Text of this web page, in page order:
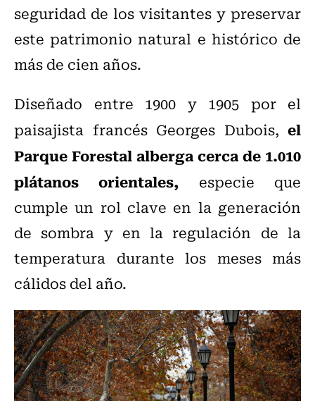
seguridad de los visitantes y preservar
este patrimonio natural e histórico de
más de cien años.
Diseñado entre 1900 y 1905 por el
paisajista francés Georges Dubois, el
Parque Forestal alberga cerca de 1.010
plátanos orientales, especie que
cumple un rol clave en la generación
de sombra y en la regulación de la
temperatura durante los meses más
cálidos del año.